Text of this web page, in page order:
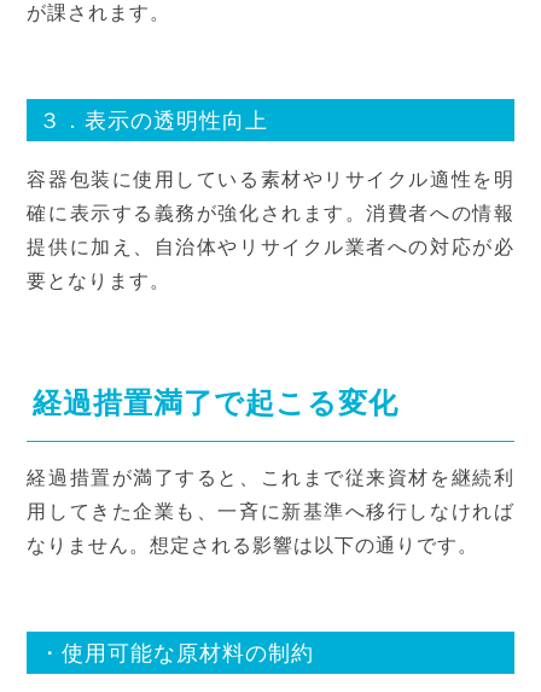
が課されます。
３．表示の透明性向上
容器包装に使用している素材やリサイクル適性を明
確に表示する義務が強化されます。消費者への情報
提供に加え、自治体やリサイクル業者への対応が必
要となります。
経過措置満了で起こる変化
経過措置が満了すると、これまで従来資材を継続利
用してきた企業も、一斉に新基準へ移行しなければ
なりません。想定される影響は以下の通りです。
・使用可能な原材料の制約